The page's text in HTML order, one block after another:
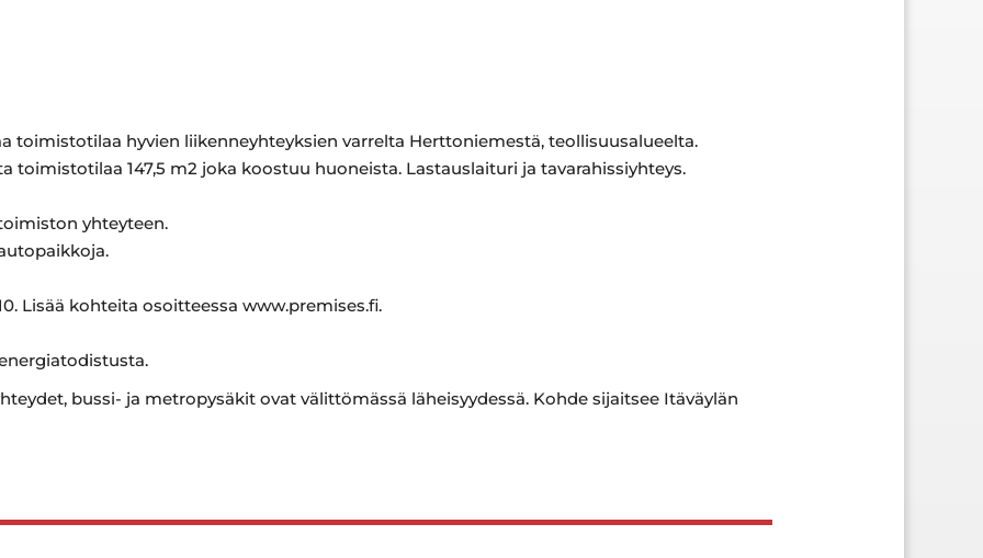
toimistotilaa hyvien liikenneyhteyksien varrelta Herttoniemestä, teollisuusalueelta.
toimistotilaa 147,5 m2 joka koostuu huoneista. Lastauslaituri ja tavarahissiyhteys.
yhteyteen.
Lisää kohteita osoitteessa www.premises.fi.
bussi- ja metropysäkit ovat välittömässä läheisyydessä. Kohde sijaitsee Itäväylän